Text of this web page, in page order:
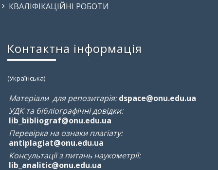
КВАЛІФІКАЦІЙНІ РОБОТИ
Контактна інформація
(Українська)
Матеріали для репозитарія: dspace@onu.edu.ua
УДК та бібліографічні довідки:
lib_bibliograf@onu.edu.ua
Перевірка на ознаки плагіату:
antiplagiat@onu.edu.ua
Консультації з питань наукометрії:
lib_analitic@onu.edu.ua